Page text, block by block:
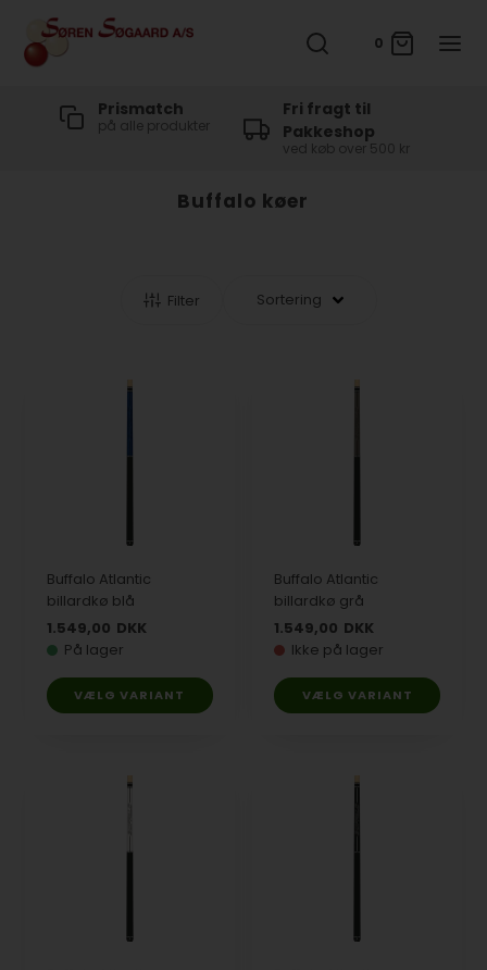
0
Prismatch
på alle produkter
Fri fragt til
Pakkeshop
ved køb over 500 kr
Buffalo køer
Filter
Buffalo Atlantic
billardkø blå
1.549,00 DKK
På lager
VÆLG VARIANT
Buffalo Atlantic
billardkø grå
1.549,00 DKK
Ikke på lager
VÆLG VARIANT